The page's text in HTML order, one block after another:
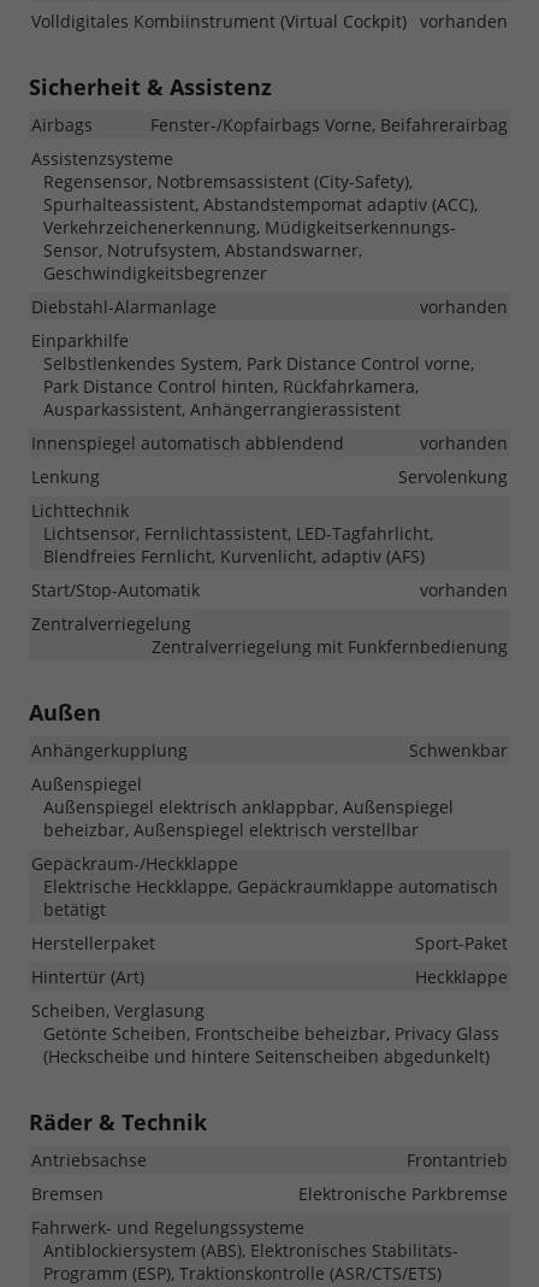
Volldigitales Kombiinstrument (Virtual Cockpit) vorhanden
Sicherheit & Assistenz
Airbags
Fenster-/Kopfairbags Vorne, Beifahrerairbag
Assistenzsysteme
Regensensor, Notbremsassistent (City-Safety),
Spurhalteassistent, Abstandstempomat adaptiv (ACC),
Verkehrzeichenerkennung, Müdigkeitserkennungs-
Sensor, Notrufsystem, Abstandswarner,
Geschwindigkeitsbegrenzer
Diebstahl-Alarmanlage
vorhanden
Einparkhilfe
Selbstlenkendes System, Park Distance Control vorne,
Park Distance Control hinten, Rückfahrkamera,
Ausparkassistent, Anhängerrangierassistent
Innenspiegel automatisch abblendend
vorhanden
Lenkung
Servolenkung
Lichttechnik
Lichtsensor, Fernlichtassistent, LED-Tagfahrlicht,
Blendfreies Fernlicht, Kurvenlicht, adaptiv (AFS)
Start/Stop-Automatik
vorhanden
Zentralverriegelung
Zentralverriegelung mit Funkfernbedienung
Außen
Anhängerkupplung
Schwenkbar
Außenspiegel
Außenspiegel elektrisch anklappbar, Außenspiegel
beheizbar, Außenspiegel elektrisch verstellbar
Gepäckraum-/Heckklappe
Elektrische Heckklappe, Gepäckraumklappe automatisch
betätigt
Herstellerpaket
Sport-Paket
Hintertür (Art)
Heckklappe
Scheiben, Verglasung
Getönte Scheiben, Frontscheibe beheizbar, Privacy Glass
(Heckscheibe und hintere Seitenscheiben abgedunkelt)
Räder & Technik
Antriebsachse
Frontantrieb
Bremsen
Elektronische Parkbremse
Fahrwerk- und Regelungssysteme
Antiblockiersystem (ABS), Elektronisches Stabilitäts-
Programm (ESP), Traktionskontrolle (ASR/CTS/ETS)